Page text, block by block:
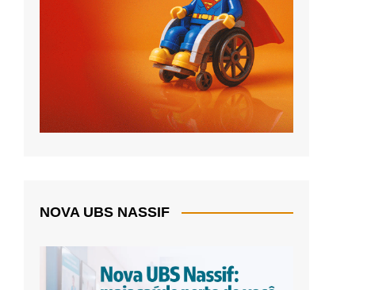
NOVA UBS NASSIF